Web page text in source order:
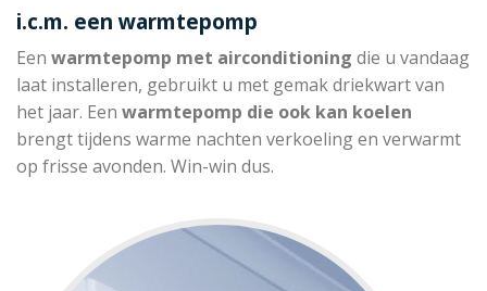
i.c.m. een warmtepomp
Een warmtepomp met airconditioning die u vandaag
laat installeren, gebruikt u met gemak driekwart van
het jaar. Een warmtepomp die ook kan koelen
brengt tijdens warme nachten verkoeling en verwarmt
op frisse avonden. Win-win dus.